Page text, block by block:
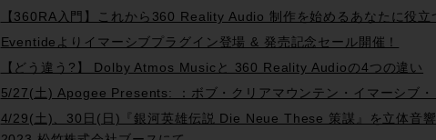
【360RA入門】これから360 Reality Audio 制作を始めるあなたに役立
Eventideよりイマーシブプラグイン登場 & 発売記念セール開催！
【どう違う?】 Dolby Atmos Musicと 360 Reality Audioの4つの違い
5/27(土) Apogee Presents: ：ボブ・クリアマウンテン・イマーシブ・
4/29(土)、30日(日)『銀河英雄伝説 Die Neue These 策謀』を立体音